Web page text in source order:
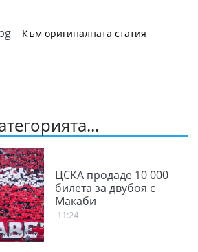
Към оригиналната статия
ЦСКА продаде 10 000
билета за двубоя с
Макаби
11:24